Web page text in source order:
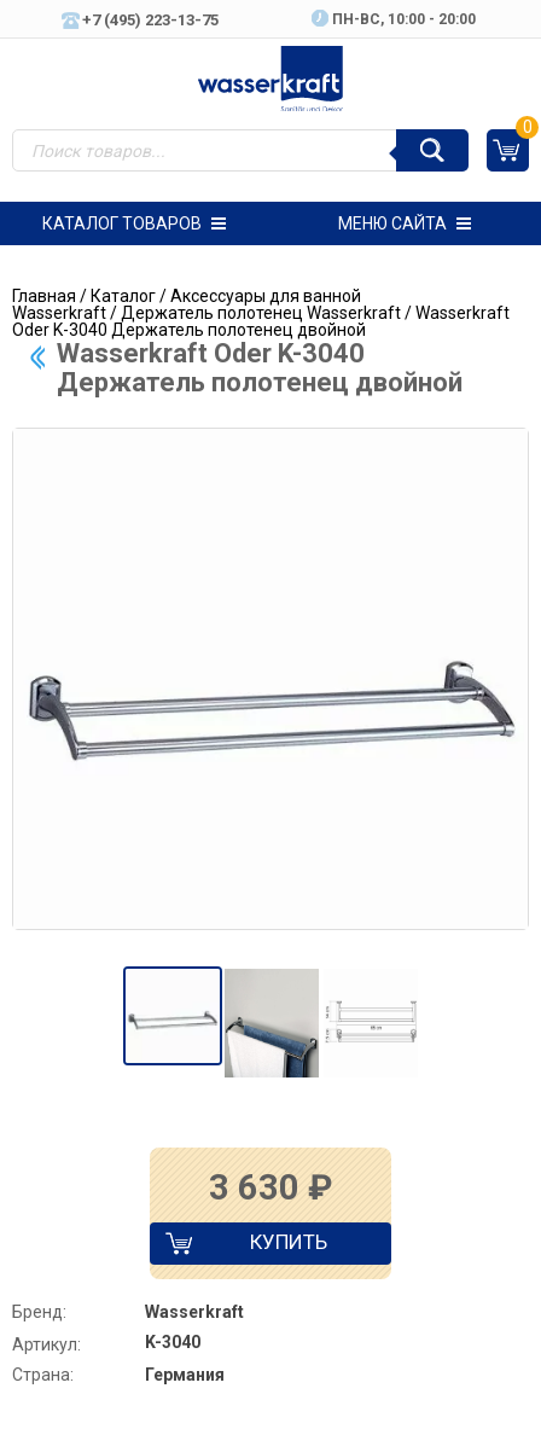
+7 (495) 223-13-75 ПН-ВC, 10:00 - 20:00
0
КАТАЛОГ ТОВАРОВ МЕНЮ САЙТА
Главная /Каталог/Аксессуары для ванной
Wasserkraft/ Держатель полотенец Wasserkraft/ Wasserkraft
Oder K-3040 Держатель полотенец двойной
Wasserkraft Oder K-3040
Держатель полотенец двойной
3 630 ₽
КУПИТЬ
Бренд:
Wasserkraft
Артикул:
K-3040
Страна:
Германия